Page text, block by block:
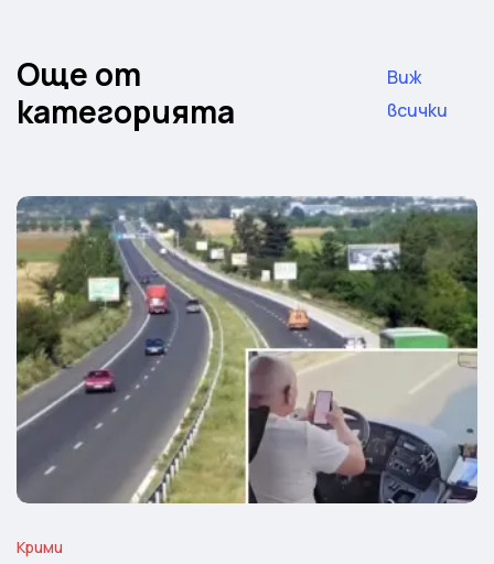
Още от
категорията
Виж
всички
Крими